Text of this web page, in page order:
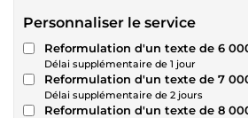
Personnaliser le service
Reformulation d'un texte de 6
Délai supplémentaire de 1 jour
Reformulation d'un texte de 7
Délai supplémentaire de 2 jours
Reformulation d'un texte de 8